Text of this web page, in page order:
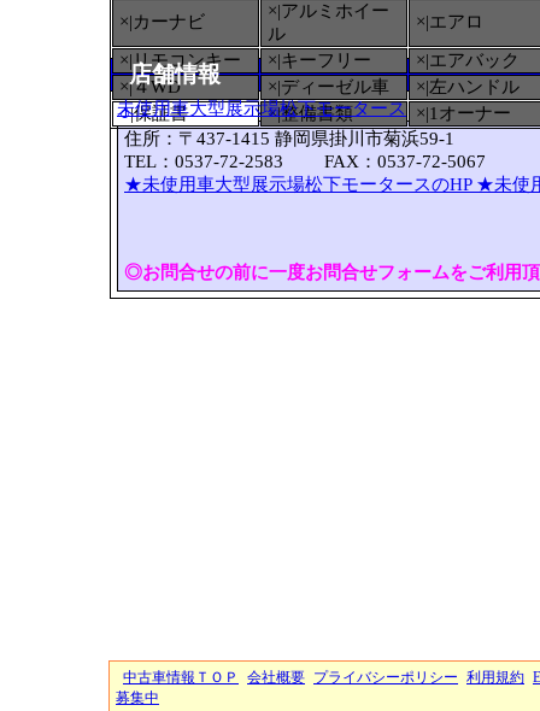
×|カーナビ
×|アルミホイー
ル
×|エアロ
×|リモコンキー
×|キーフリー
×|エアバック
×|４WD
×|ディーゼル車
×|左ハンドル
○|保証書 ×|整備書類 ×|1オーナー
店舗情報
未使用車大型展示場松下モータース
住所：〒437-1415 静岡県掛川市菊浜59-1
TEL：0537-72-2583 FAX：0537-72-5067
★未使用車大型展示場松下モータースのHP ★未使
◎お問合せの前に一度お問合せフォームをご利用
中古車情報ＴＯＰ 会社概要 プライバシーポリシー 利用規約
募集中